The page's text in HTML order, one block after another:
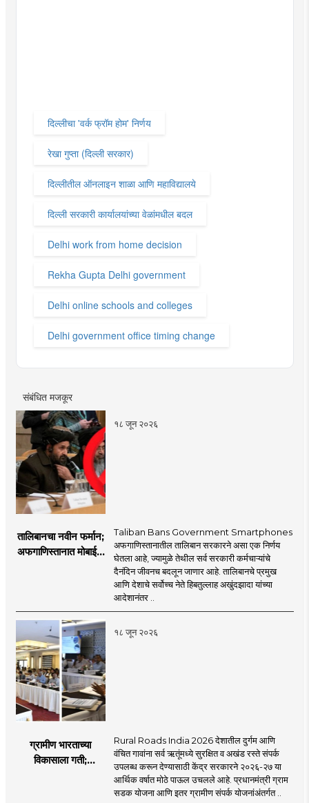
दिल्लीचा 'वर्क फ्रॉम होम' निर्णय
रेखा गुप्ता (दिल्ली सरकार)
दिल्लीतील ऑनलाइन शाळा आणि महाविद्यालये
दिल्ली सरकारी कार्यालयांच्या वेळांमधील बदल
Delhi work from home decision
Rekha Gupta Delhi government
Delhi online schools and colleges
Delhi government office timing change
संबंधित मजकूर
१८ जून २०२६
तालिबानचा नवीन फर्मान;
अफगाणिस्तानात मोबाईल
Taliban Bans Government Smartphones
अफगाणिस्तानातील तालिबान सरकारने असा एक निर्णय
घेतला आहे, ज्यामुळे तेथील सर्व सरकारी कर्मचाऱ्यांचे
दैनंदिन जीवनच बदलून जाणार आहे. तालिबानचे प्रमुख
आणि देशाचे सर्वोच्च नेते हिबतुल्लाह अखुंदझादा यांच्या
आदेशानंतर ..
१८ जून २०२६
ग्रामीण भारताच्या
विकासाला गती;
Rural Roads India 2026 देशातील दुर्गम आणि
वंचित गावांना सर्व ऋतूंमध्ये सुरक्षित व अखंड रस्ते संपर्क
उपलब्ध करून देण्यासाठी केंद्र सरकारने २०२६-२७ या
आर्थिक वर्षात मोठे पाऊल उचलले आहे. प्रधानमंत्री ग्राम
सडक योजना आणि इतर ग्रामीण संपर्क योजनांअंतर्गत ..